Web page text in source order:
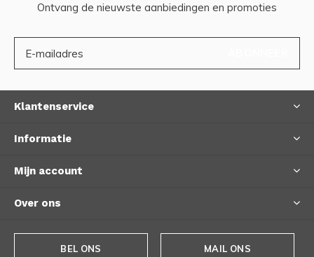
Ontvang de nieuwste aanbiedingen en promoties
Klantenservice
Informatie
Mijn account
Over ons
BEL ONS MAIL ONS